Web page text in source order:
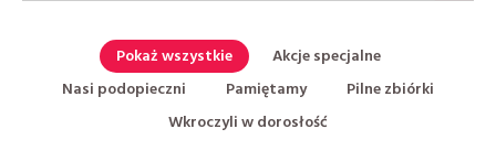
Pokaż wszystkie
Akcje specjalne
Nasi podopieczni
Pamiętamy
Pilne zbiórki
Wkroczyli w dorosłość